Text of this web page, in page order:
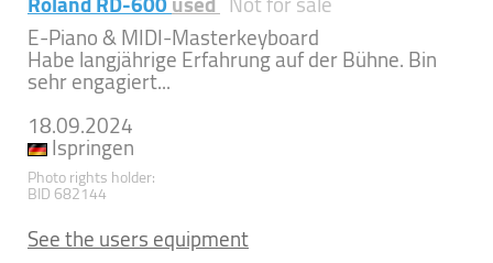
E-Piano & MIDI-Masterkeyboard
Habe langjährige Erfahrung auf der Bühne. Bin
sehr engagiert...
18.09.2024
Ispringen
Photo rights holder:
BID 682144
See the users equipment